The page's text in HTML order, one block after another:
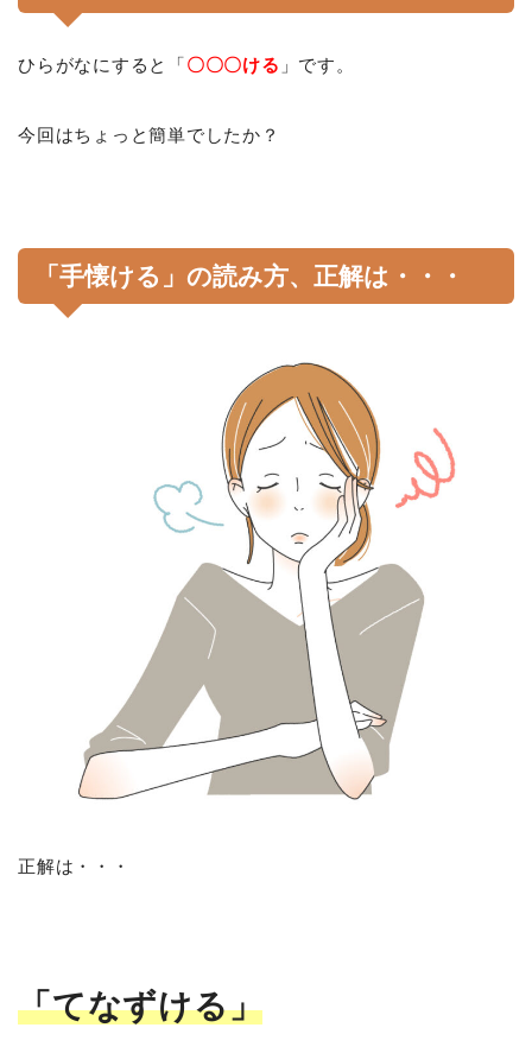
ひらがなにすると「〇〇〇ける 」です。
今回はちょっと簡単でしたか？
「手懐ける」の読み方、正解は・・・
正解は・・・
「てなずける」